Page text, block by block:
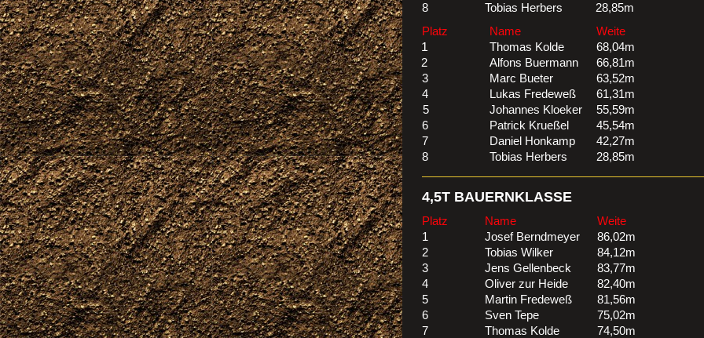
8
Tobias Herbers
28,85m
Platz
Name
Weite
1
Thomas Kolde
68,04m
2
Alfons Buermann
66,81m
3
Marc Bueter
63,52m
4
Lukas Fredeweß
61,31m
5
Johannes Kloeker
55,59m
6
Patrick Krueßel
45,54m
7
Daniel Honkamp
42,27m
8
Tobias Herbers 28,85m
4,5T BAUERNKLASSE
Platz Name
Weite
1
Josef Berndmeyer
86,02m
2
Tobias Wilker
84,12m
3
Jens Gellenbeck
83,77m
4
Oliver zur Heide
82,40m
5
Martin Fredeweß
81,56m
6
Sven Tepe
75,02m
7
Thomas Kolde
74,50m